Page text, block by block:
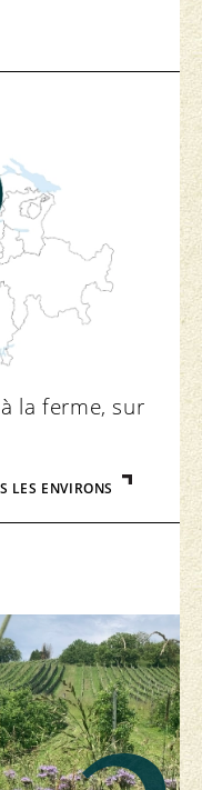
la ferme, sur
LES ENVIRONS